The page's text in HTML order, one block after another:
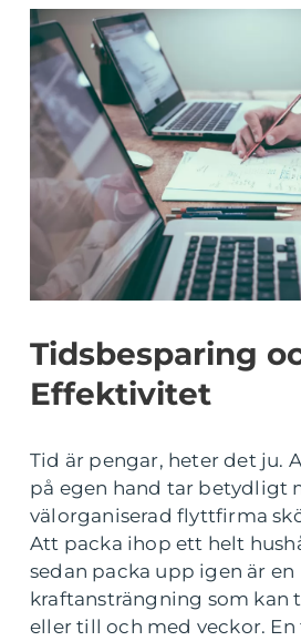
Tidsbesparing
Effektivitet
Tid är pengar, heter det ju.
på egen hand tar betydligt
välorganiserad flyttfirma
Att packa ihop ett helt
sedan packa upp igen är en
kraftansträngning som kan
eller till och med veckor.